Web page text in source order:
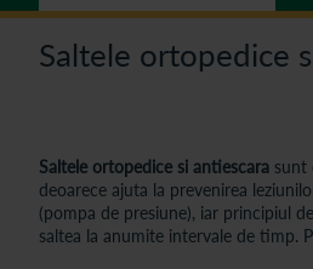
Saltele ortopedice
Saltele ortopedice si antiescara sunt
deoarece ajuta la prevenirea
(pompa de presiune), iar principiul
saltea la anumite intervale de timp.